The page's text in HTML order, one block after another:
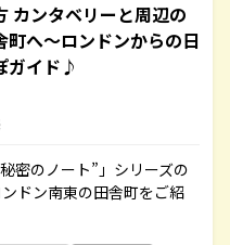
カンタベリーと周辺の
町へ～ロンドンからの日
ガイド♪
密のノート”」シリーズの
ドン南東の田舎町をご紹